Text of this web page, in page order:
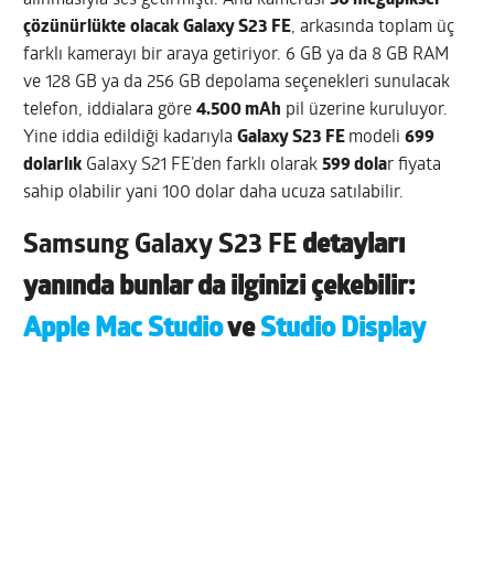
çözünürlükte olacak Galaxy S23 FE, arkasında toplam üç
farklı kamerayı bir araya getiriyor. 6 GB ya da 8 GB RAM
ve 128 GB ya da 256 GB depolama seçenekleri sunulacak
telefon, iddialara göre4.500 mAh pil üzerine kuruluyor.
Yine iddia edildiği kadarıylaGalaxy S23 FE modeli699
dolarlık Galaxy S21 FE’den farklı olarak599 dolar fiyata
sahip olabilir yani 100 dolar daha ucuza satılabilir.
Samsung Galaxy S23 FE detayları
yanında bunlar da ilginizi çekebilir:
Apple Mac Studiove Studio Display